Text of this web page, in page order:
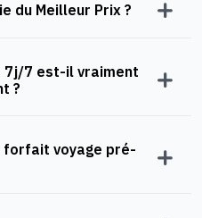
du Meilleur Prix ?
7j/7 est-il vraiment
?
forfait voyage pré-